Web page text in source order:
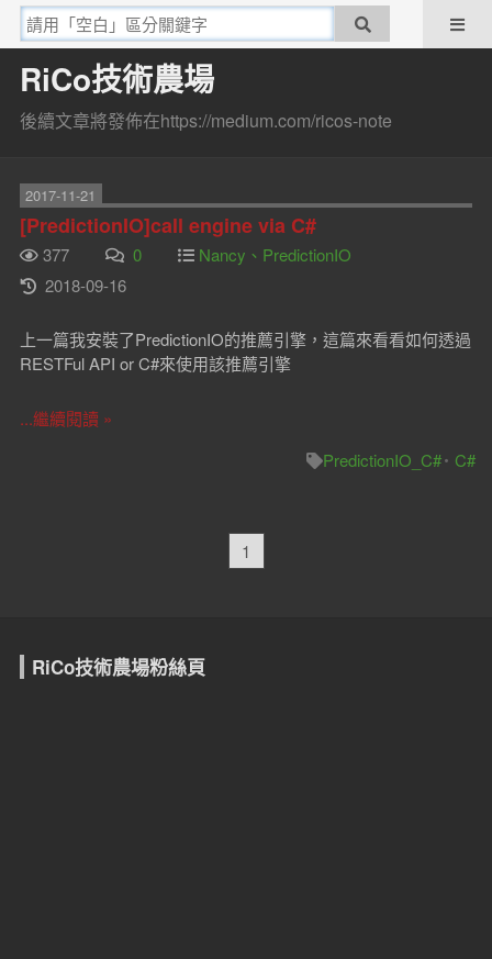
RiCo技術農場
後續文章將發佈在https://medium.com/ricos-note
2017-11-21
[PredictionIO]call engine via C#
377 0
Nancy、PredictionIO
2018-09-16
上一篇我安裝了PredictionIO的推薦引擎，這篇來看看如何透過
RESTFul API or C#來使用該推薦引擎
...繼續閱讀 »
PredictionIO_C#
C#
1
RiCo技術農場粉絲頁